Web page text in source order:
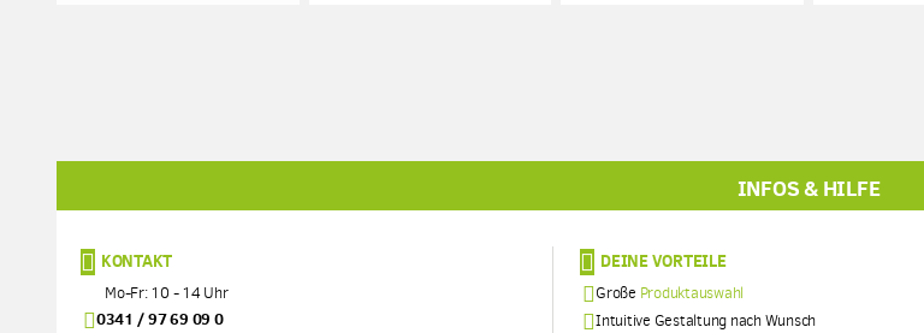
INFOS & HILFE
KONTAKT
Mo-Fr: 10 - 14 Uhr
0341 / 97 69 09 0
DEINE VORTEILE
Große Produktauswahl
Intuitive Gestaltung nach Wunsch